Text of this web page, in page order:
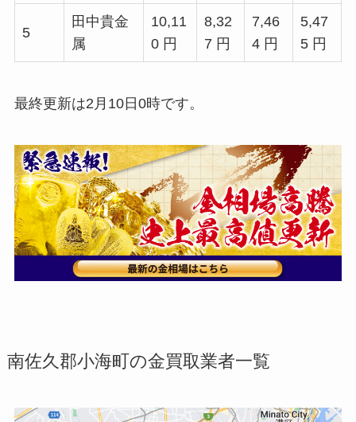
5
田中貴金
属
10,11
0 円
8,32
7 円
7,46
4 円
5,47
5 円
最終更新は2月10日0時です。
南佐久郡小海町の金買取業者一覧